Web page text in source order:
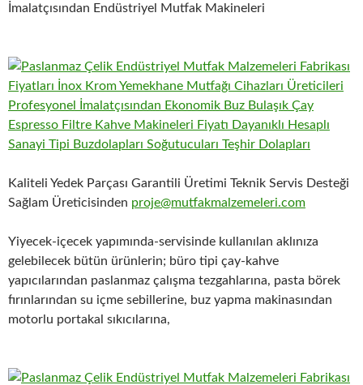
İmalatçısından Endüstriyel Mutfak Makineleri
Kaliteli Yedek Parçası Garantili Üretimi Teknik Servis Desteği
Sağlam Üreticisinden proje@mutfakmalzemeleri.com
Yiyecek-içecek yapımında-servisinde kullanılan aklınıza
gelebilecek bütün ürünlerin; büro tipi çay-kahve
yapıcılarından paslanmaz çalışma tezgahlarına, pasta börek
fırınlarından su içme sebillerine, buz yapma makinasından
motorlu portakal sıkıcılarına,